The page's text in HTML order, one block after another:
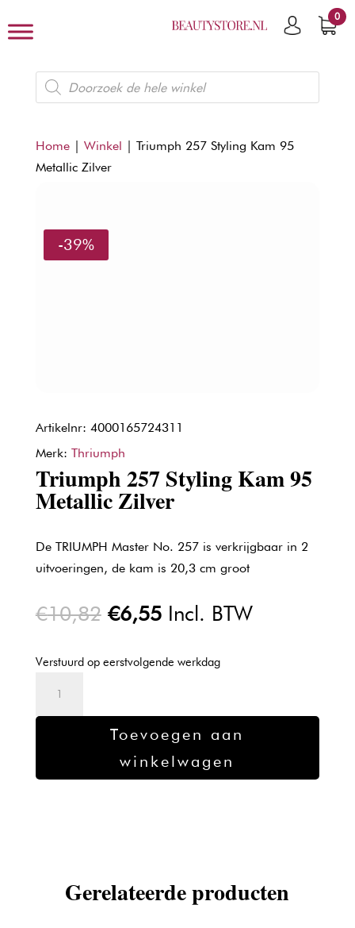
0
Producten
zoeken
Home| Winkel | Triumph 257 Styling Kam 95
Metallic Zilver
-39%
Artikelnr: 4000165724311
Merk: Thriumph
Triumph 257 Styling Kam 95
Metallic Zilver
De TRIUMPH Master No. 257 is verkrijgbaar in 2
uitvoeringen, de kam is 20,3 cm groot
€10,82 Oorspronkelijke
was:
€10,82.
€6,55Huidige
is:
€6,55.
Incl. BTW
Verstuurd op eerstvolgende werkdag
Toevoegen aan
winkelwagen
Gerelateerde producten